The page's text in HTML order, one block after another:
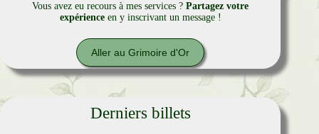
Vous avez eu recours à mes services ?Partagez votre
expérienceen y inscrivant un message !
Aller au Grimoire d'Or
Derniers billets